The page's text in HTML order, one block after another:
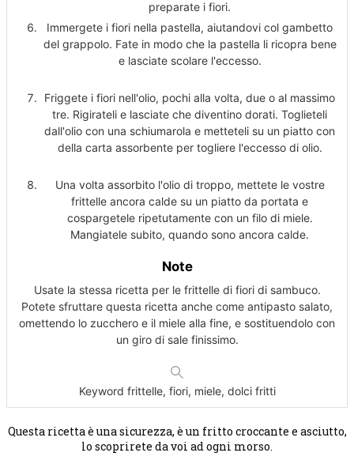
preparate i fiori.
Immergete i fiori nella pastella, aiutandovi col gambetto
del grappolo. Fate in modo che la pastella li ricopra bene
e lasciate scolare l'eccesso.
Friggete i fiori nell'olio, pochi alla volta, due o al massimo
tre. Rigirateli e lasciate che diventino dorati. Toglieteli
dall'olio con una schiumarola e metteteli su un piatto con
della carta assorbente per togliere l'eccesso di olio.
Una volta assorbito l'olio di troppo, mettete le vostre
frittelle ancora calde su un piatto da portata e
cospargetele ripetutamente con un filo di miele.
Mangiatele subito, quando sono ancora calde.
Note
Usate la stessa ricetta per le frittelle di fiori di sambuco.
Potete sfruttare questa ricetta anche come antipasto salato,
omettendo lo zucchero e il miele alla fine, e sostituendolo con
un giro di sale finissimo.
Keyword frittelle, fiori, miele, dolci fritti
Questa ricetta è una sicurezza, è un fritto croccante e asciutto,
lo scoprirete da voi ad ogni morso.